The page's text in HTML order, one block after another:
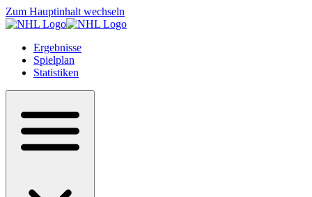
Zum Hauptinhalt wechseln
Ergebnisse
Spielplan
Statistiken